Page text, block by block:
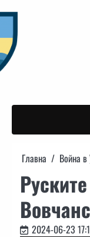
to
content
Главна Война в
2024-06-23